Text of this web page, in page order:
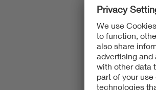
Zu ehren auf den
Volker Ziegler
geben.
Wir freuen uns,